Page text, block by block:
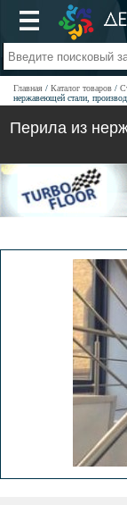
Главная Каталог товаров
нержавеющей стали,
Перила из